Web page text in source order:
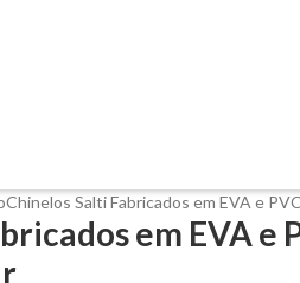
Chinelos Salti Fabricados em EVA e
em EVA e